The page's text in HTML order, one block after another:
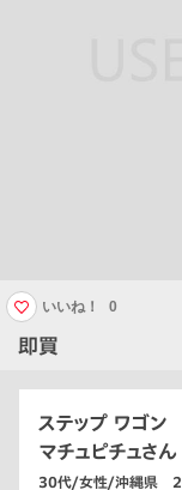
即買
いいね！ 0
ステップ ワゴン
マチュピチュさん
30代/女性/沖縄県